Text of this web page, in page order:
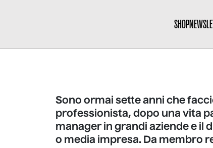
SHOP
Sono ormai sette anni che
professionista, dopo una vita
manager in grandi aziende e il
o media impresa. Da membro